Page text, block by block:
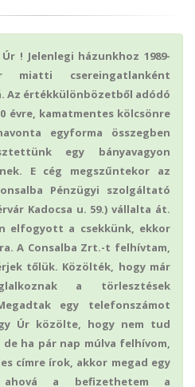
! Jelenlegi házunkhoz 1989-
miatti csereingatlanként
Az értékkülönbözetből adódó
évre, kamatmentes kölcsönre
egyforma összegben
egy bányavagyon
E cég megszűntekor az
Pénzügyi szolgáltató
Kadocsa u. 59.) vállalta át.
elfogyott a csekkünk, ekkor
A Consalba Zrt.-t felhívtam,
tőlük. Közölték, hogy már
a törlesztések
egy telefonszámot
Úr közölte, hogy nem tud
ha pár nap múlva felhívom,
címre írok, akkor megad egy
ahová a befizethetem a